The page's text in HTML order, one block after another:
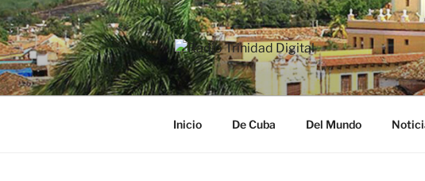
Saltar
al
contenido
RADIO
Desde la Ciudad Museo del Caribe
Inicio De Cuba Del Mundo